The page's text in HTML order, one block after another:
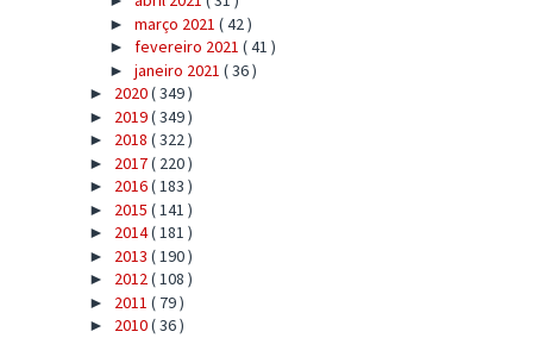
► março 2021 ( 42 )
► fevereiro 2021 ( 41 )
► janeiro 2021 ( 36 )
► 2020( 349 )
► 2019( 349 )
► 2018 ( 322 )
► 2017( 220 )
► 2016( 183 )
► 2015 ( 141 )
► 2014( 181 )
► 2013 ( 190 )
► 2012( 108 )
► 2011 ( 79 )
► 2010( 36 )